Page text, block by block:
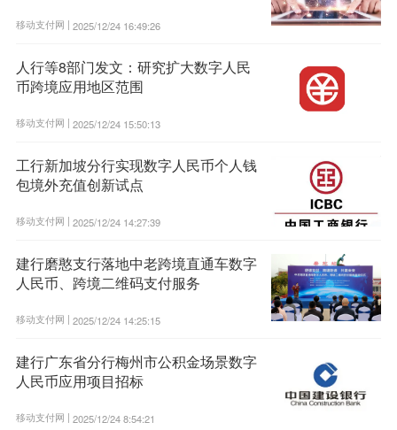
移动支付网 | 2025/12/24 16:49:26
人行等8部门发文：研究扩大数字人民
币跨境应用地区范围
移动支付网 | 2025/12/24 15:50:13
工行新加坡分行实现数字人民币个人钱
包境外充值创新试点
移动支付网 | 2025/12/24 14:27:39
建行磨憨支行落地中老跨境直通车数字
人民币、跨境二维码支付服务
移动支付网 | 2025/12/24 14:25:15
建行广东省分行梅州市公积金场景数字
人民币应用项目招标
移动支付网 | 2025/12/24 8:54:21